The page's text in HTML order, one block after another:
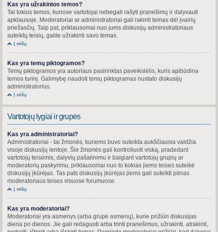
Kas yra užrakintos temos?
Tai tokios temos, kuriose vartotojai nebegali rašyti pranešimų ir dalyvauti
apklausoje. Moderatoriai ar administratoriai gali rakinti temas dėl įvairių
priežasčių. Taip pat, priklausomai nuo jums diskusijų administratoriaus
suteiktų teisių, galite užrakinti savo temas.
Į viršų
Kas yra temų piktogramos?
Temų piktogramos yra autoriaus pasirinktas paveikslėlis, kuris apibūdina
temos turinį. Galimybę naudoti temų piktogramas nustato diskusijų
administratorius.
Į viršų
Vartotojų lygiai ir grupės
Kas yra administratoriai?
Administratoriai - tai žmonės, kuriems buvo suteikta aukščiausia valdžia
visoje diskusijų lentoje. Šie žmonės gali kontroliuoti viską, pradedant
vartotojų teisėmis, dalyvių pašalinimu ir baigiant vartotojų grupių ar
moderatorių paskyrimu, priklausomai nuo to kokias jiems teises suteikė
diskusijų įkūrėjas. Tas pats diskusijų įkūrėjas jiems gali suteikti pilnas
moderatoriaus teises visuose forumuose.
Į viršų
Kas yra moderatoriai?
Moderatoriai yra asmenys (arba grupė asmenų), kurie prižiūri diskusijas
diena po dienos. Jie gali redaguoti arba trinti pranešimus, užrakinti, atrakinti,